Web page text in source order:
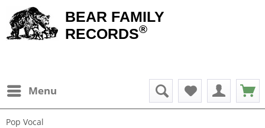
BEAR FAMILY
RECORDS®
Menu
Pop Vocal